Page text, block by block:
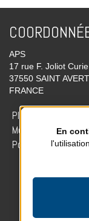
APS
17 rue F. Joliot Curie
37550 SAINT
FRANCE
Plan du site
Mentions légales
Politique de
En